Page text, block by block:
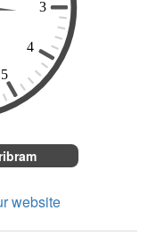
website